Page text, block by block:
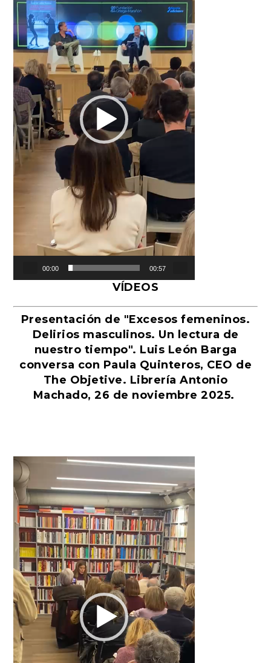
00:00 00:57
VÍDEOS
Presentación de "Excesos femeninos.
Delirios masculinos. Un lectura de
nuestro tiempo". Luis León Barga
conversa con Paula Quinteros, CEO de
The Objetive. Librería Antonio
Machado, 26 de noviembre 2025.
Reproductor
de
vídeo